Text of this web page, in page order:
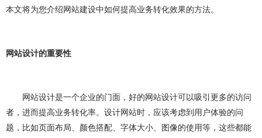
企业管理系统开发 公众号开发 成都公众号开发
ERP系统开发 做ERP系统 OA系统开发
做OA系统 开发百科 APP开发 做APP
本文将为您介绍网站建设中如何提高业务转化效果的方法。
网站设计的重要性
网站设计是一个企业的门面，好的网站设计可以吸引更多的访问
者，进而提高业务转化率。设计网站时，应该考虑到用户体验的问
题，比如页面布局、颜色搭配、字体大小、图像的使用等，这些都能